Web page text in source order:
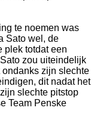
te noemen was
Sato wel, de
plek totdat een
zou uiteindelijk
ondanks zijn slechte
dit nadat het
slechte pitstop
Team Penske